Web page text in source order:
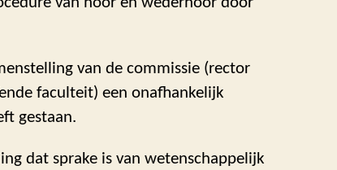
van de commissie (rector
faculteit) een onafhankelijk
gestaan.
dat sprake is van wetenschappelijk